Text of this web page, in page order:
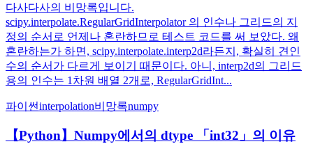
다사다사의 비망록입니다.
scipy.interpolate.RegularGridInterpolator 의 인수나 그리드의 지
정의 순서로 언제나 혼란하므로 테스트 코드를 써 보았다. 왜
혼란하는가 하면, scipy.interpolate.interp2d라든지, 확실히 견인
수의 순서가 다르게 보이기 때문이다. 아니, interp2d의 그리드
용의 인수는 1차원 배열 2개로, RegularGridInt...
파이썬interpolation비망록numpy
【Python】Numpy에서의 dtype 「int32」의 이유